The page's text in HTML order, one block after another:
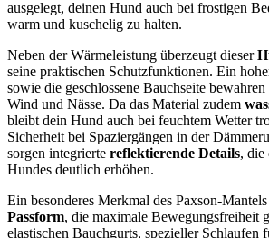
ausgelegt, deinen Hund auch bei frostigen
warm und kuschelig zu halten.
Neben der Wärmeleistung überzeugt dieser
seine praktischen Schutzfunktionen. Ein
sowie die geschlossene Bauchseite
Wind und Nässe. Da das Material zudem
bleibt dein Hund auch bei feuchtem Wetter
Sicherheit bei Spaziergängen in der
sorgen integrierte reflektierende Details, die
Hundes deutlich erhöhen.
Ein besonderes Merkmal des Paxson-
Passform, die maximale Bewegungsfreiheit
elastischen Bauchgurts, spezieller Schlaufen